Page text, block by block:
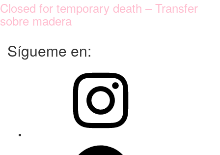
Closed for temporary death – Transfer
sobre madera
Sígueme en: